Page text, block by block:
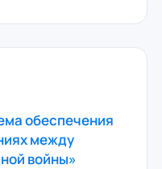
обеспечения
между
войны»